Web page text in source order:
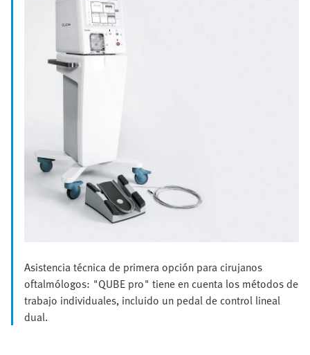
Asistencia técnica de primera opción para cirujanos
oftalmólogos: "QUBE pro" tiene en cuenta los métodos de
trabajo individuales, incluido un pedal de control lineal
dual.